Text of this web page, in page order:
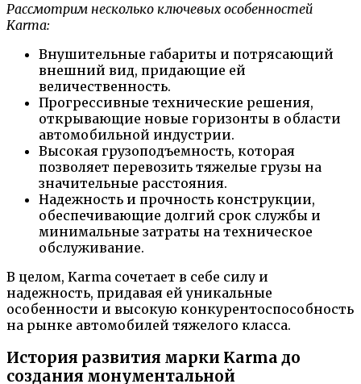
Рассмотрим несколько ключевых особенностей
Karma:
Внушительные габариты и потрясающий
внешний вид, придающие ей
величественность.
Прогрессивные технические решения,
открывающие новые горизонты в области
автомобильной индустрии.
Высокая грузоподъемность, которая
позволяет перевозить тяжелые грузы на
значительные расстояния.
Надежность и прочность конструкции,
обеспечивающие долгий срок службы и
минимальные затраты на техническое
обслуживание.
В целом, Karma сочетает в себе силу и
надежность, придавая ей уникальные
особенности и высокую конкурентоспособность
на рынке автомобилей тяжелого класса.
История развития марки Karma до
создания монументальной